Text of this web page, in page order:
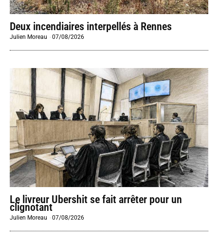
Deux incendiaires interpellés à Rennes
Julien Moreau -07/08/2026
Le livreur Ubershit se fait arrêter pour un
clignotant
Julien Moreau -07/08/2026